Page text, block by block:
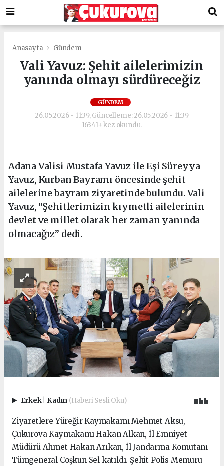
Anasayfa Gündem
Vali Yavuz: Şehit ailelerimizin
yanında olmayı sürdüreceğiz
GÜNDEM
26.05.2026 - 11:39, Güncelleme: 26.05.2026 - 11:39
16341+ kez okundu.
Adana Valisi Mustafa Yavuz ile Eşi Süreyya
Yavuz, Kurban Bayramı öncesinde şehit
ailelerine bayram ziyaretinde bulundu. Vali
Yavuz, “Şehitlerimizin kıymetli ailelerinin
devlet ve millet olarak her zaman yanında
olmacağız” dedi.
Erkek Kadın (Haberi Sesli Oku)
Ziyaretlere Yüreğir Kaymakamı Mehmet Aksu,
Çukurova Kaymakamı Hakan Alkan, İl Emniyet
Müdürü Ahmet Hakan Arıkan, İl Jandarma Komutanı
Tümgeneral Coşkun Sel katıldı. Şehit Polis Memuru